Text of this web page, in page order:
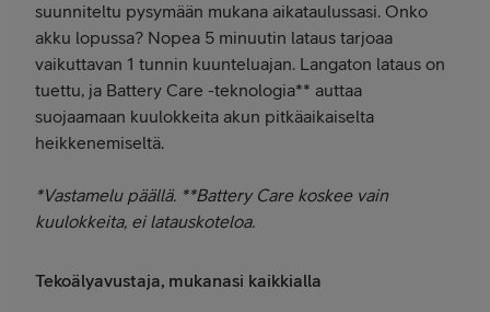
suunniteltu pysymään mukana aikataulussasi. Onko
akku lopussa? Nopea 5 minuutin lataus tarjoaa
vaikuttavan 1 tunnin kuunteluajan. Langaton lataus on
tuettu, ja Battery Care -teknologia** auttaa
suojaamaan kuulokkeita akun pitkäaikaiselta
heikkenemiseltä.
*Vastamelu päällä. **Battery Care koskee vain
kuulokkeita, ei latauskoteloa.
Tekoälyavustaja, mukanasi kaikkialla